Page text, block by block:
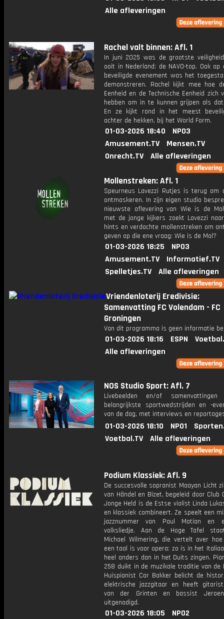
Alle afleveringen
Rachel valt binnen: Afl. 1
In juni 2025 was de grootste
ooit in Nederland: de NAVO-top. Ook
beveiligde evenement was het
demonstreren. Rachel kijkt mee hoe
Eenheid en de Technische Eenheid zich
hebben om in te kunnen grijpen als
En ze kijkt rond in het meest
achter de hekken, bij het World Form.
01-03-2026 18:40
NPO3
Amusement.TV
Mensen.TV
Onrecht.TV
Alle afleveringen
Mollenstreken: Afl. 1
Speurneus Lavezzi Rutjes is terug om
ontmaskeren. In zijn eigen studio
nieuwste aflevering van Wie is de
met de jonge kijkers zoekt Lavezzi
hints en verdachte mollenstreken om
geven op die ene vraag: Wie is de Mol?
01-03-2026 18:25
NPO3
Amusement.TV
Informatief.TV
Spelletjes.TV
Alle afleveringen
Vriendenloterij Eredivisie:
Samenvatting FC Volendam - FC
Groningen
Van dit programma is geen informatie
01-03-2026 18:16 ESPN
Alle afleveringen
NOS Studio Sport: Afl. 7
Livebeelden en/of
belangrijkste sportwedstrijden en -
van de dag, met interviews en
01-03-2026 18:10 NPO1
Voetbal.TV
Alle afleveringen
Podium Klassiek: Afl. 9
De succesvolle sopranist Maayan Licht
van Händel en Bizet, begeleid door Club
Jonge Held is de Estse violist Linda
en klassiek combineert. Ze speelt een
jazznummer van Paul Motian en
volksliedje. Aan de Hoge Tafel
Michael Wilmering, die vertelt over hoe
een taal is voor opera: zo is in het
heel anders dan in het Duits zingen.
258 duikt in de muzikale traditie van de
Huispianist Cor Bakker belicht de
elektrische jazzgitaar en heeft
van der Grinten en bassist
uitgenodigd.
01-03-2026 18:05
NPO2